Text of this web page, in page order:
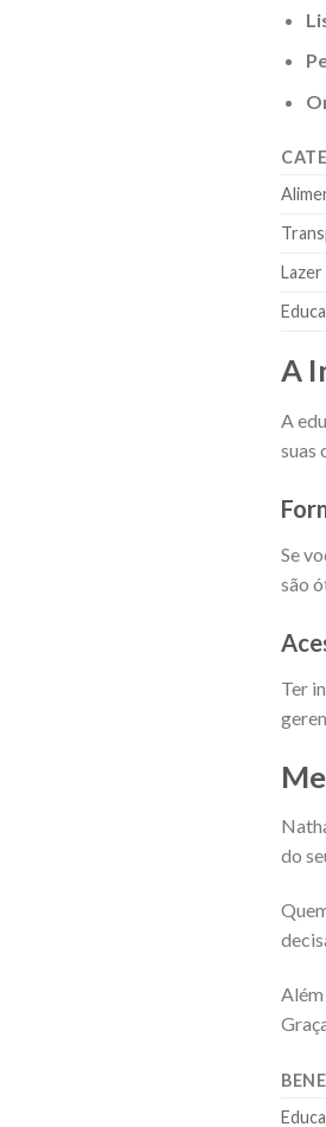
Lazer
A
A
suas
Se
são
Ter
do